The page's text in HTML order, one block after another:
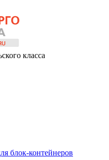
класса
блок-контейнеров